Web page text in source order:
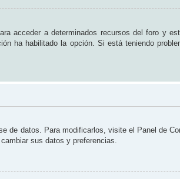
acceder a determinados recursos del foro y
ha habilitado la opción. Si está teniendo
datos. Para modificarlos, visite el Panel de
sus datos y preferencias.